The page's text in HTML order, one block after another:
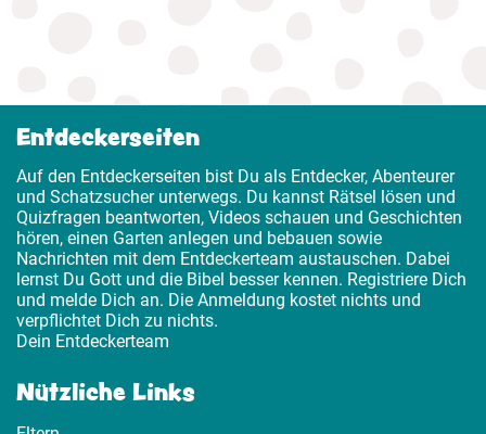
Entdeckerseiten
Auf den Entdeckerseiten bist Du als Entdecker, Abenteurer
und Schatzsucher unterwegs. Du kannst Rätsel lösen und
Quizfragen beantworten, Videos schauen und Geschichten
hören, einen Garten anlegen und bebauen sowie
Nachrichten mit dem Entdeckerteam austauschen. Dabei
lernst Du Gott und die Bibel besser kennen. Registriere Dich
und melde Dich an. Die Anmeldung kostet nichts und
verpflichtet Dich zu nichts.
Dein Entdeckerteam
Nützliche Links